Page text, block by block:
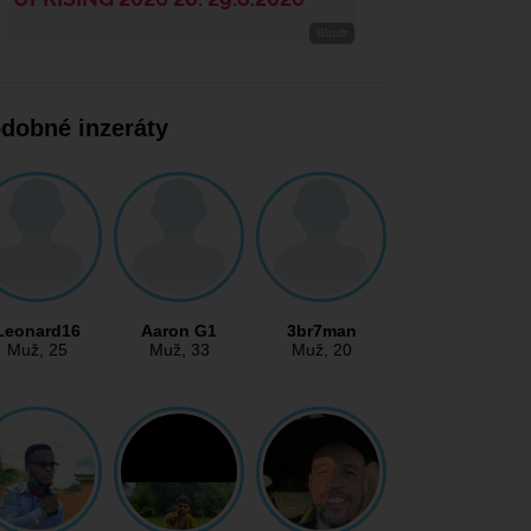
inzeráty
Muž, 25
Aaron G1
Muž, 33
3br7man
Muž, 20